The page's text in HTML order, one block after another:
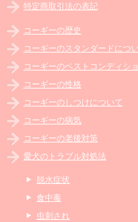
特定商取引法の表記
コーギーの歴史
コーギーのスタンダードにつ
コーギーのベストコンディシ
コーギーの性格
コーギーのしつけについて
コーギーの病気
コーギーの老後対策
愛犬のトラブル対処法
脱水症状
食中毒
虫刺され